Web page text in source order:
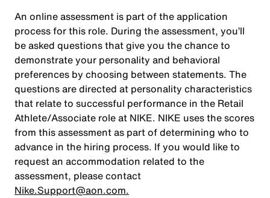
An online assessment is part of the application
process for this role. During the assessment, you’ll
be asked questions that give you the chance to
demonstrate your personality and behavioral
preferences by choosing between statements. The
questions are directed at personality characteristics
that relate to successful performance in the Retail
Athlete/Associate role at NIKE. NIKE uses the scores
from this assessment as part of determining who to
advance in the hiring process. If you would like to
request an accommodation related to the
assessment, please contact
Nike.Support@aon.com.